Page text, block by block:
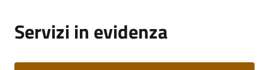
Servizi in evidenza